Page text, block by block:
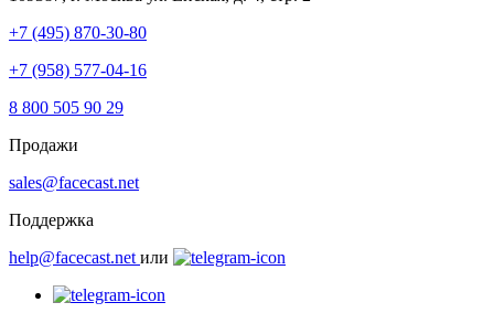
+7 (495) 870-30-80
+7 (958) 577-04-16
8 800 505 90 29
Продажи
sales@facecast.net
Поддержка
help@facecast.net или